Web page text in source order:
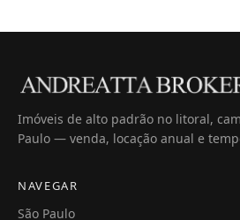
Imóveis de alto padrão no litoral,
Paulo — venda, locação anual e
NAVEGAR
São Paulo